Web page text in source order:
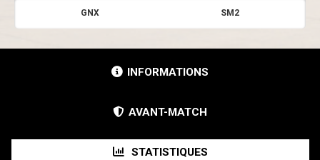
GNX SM2
INFORMATIONS
AVANT-MATCH
STATISTIQUES